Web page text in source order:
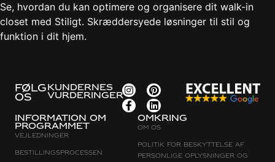
Se, hvordan du kan optimere og organisere dit walk-in
closet med Stiligt. Skræddersyede løsninger til stil og
funktion i dit hjem.
Information om
programmet
Vejledninger
Bestillingsprocessen
Omkring
Om os
Politik for beskyttelse af
personlige oplysninger og
FØLG
OS
KUNDERNES
VURDERINGER